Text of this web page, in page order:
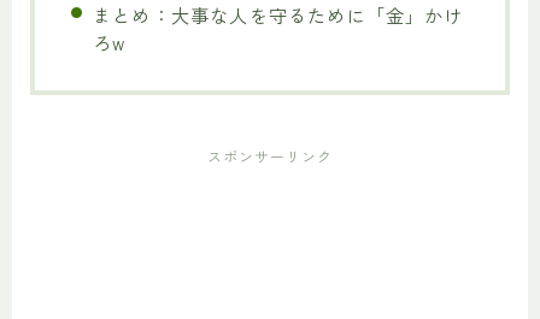
まとめ：大事な人を守るために「金」かけ
ろw
スポンサーリンク